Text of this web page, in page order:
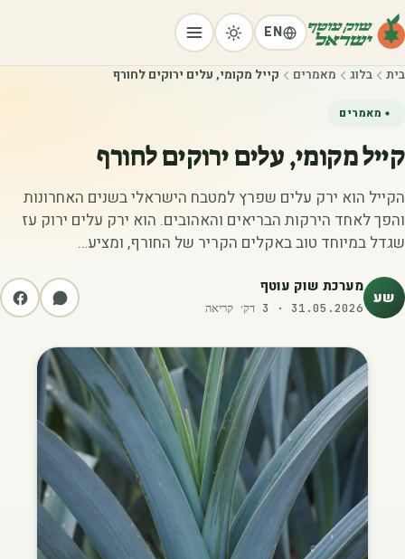
EN
בית בלוג מאמרים קייל מקומי, עלים ירוקים לחורף
מאמרים
קייל מקומי, עלים ירוקים לחורף
הקייל הוא ירק עלים שפרץ למטבח הישראלי בשנים האחרונות
והפך לאחד הירקות הבריאים והאהובים. הוא ירק עלים ירוק עז
שגדל במיוחד טוב באקלים הקריר של החורף, ומציע…
שע מערכת שוק עוטף
31.05.2026
·
3 דק׳ קריאה